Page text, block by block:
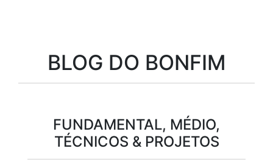
BLOG DO BONFIM
FUNDAMENTAL, MÉDIO,
TÉCNICOS & PROJETOS